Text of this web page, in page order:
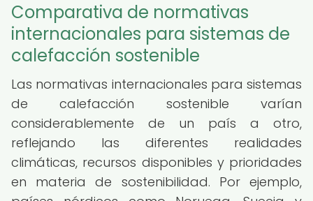
Comparativa de normativas
internacionales para sistemas de
calefacción sostenible
Las normativas internacionales para sistemas
de calefacción sostenible varían
considerablemente de un país a otro,
reflejando las diferentes realidades
climáticas, recursos disponibles y prioridades
en materia de sostenibilidad. Por ejemplo,